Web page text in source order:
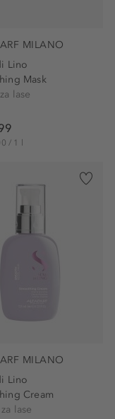
MILANO
Lino
Mask
lase
/ 1 l
MILANO
Lino
Cream
lase